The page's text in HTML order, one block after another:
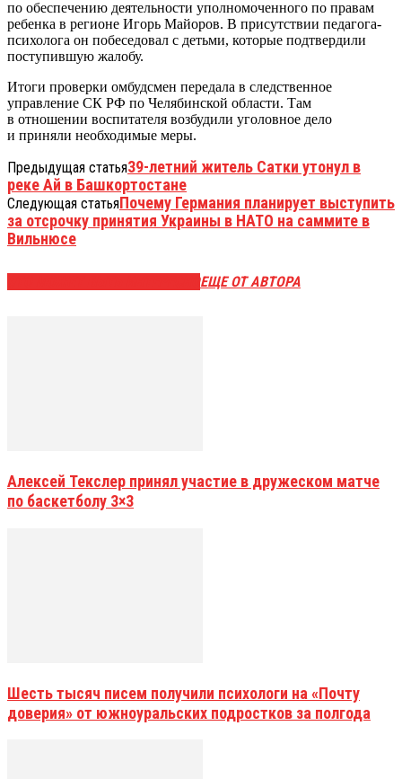
по обеспечению деятельности уполномоченного по правам
ребенка в регионе Игорь Майоров. В присутствии педагога-
психолога он побеседовал с детьми, которые подтвердили
поступившую жалобу.
Итоги проверки омбудсмен передала в следственное
управление СК РФ по Челябинской области. Там
в отношении воспитателя возбудили уголовное дело
и приняли необходимые меры.
Предыдущая статья39-летний житель Сатки утонул в
реке Ай в Башкортостане
Следующая статьяПочему Германия планирует выступить
за отсрочку принятия Украины в НАТО на саммите в
Вильнюсе
ЕЩЕ ОТ АВТОРА
Алексей Текслер принял участие в дружеском матче
по баскетболу 3×3
Шесть тысяч писем получили психологи на «Почту
доверия» от южноуральских подростков за полгода